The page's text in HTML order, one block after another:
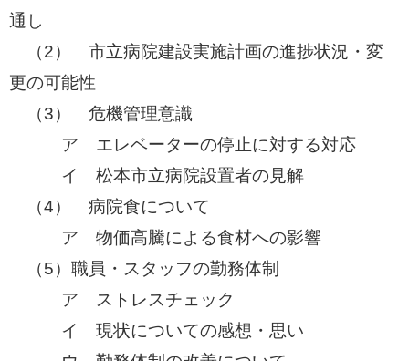
通し
​ （2） 市立病院建設実施計画の進捗状況・変
更の可能性
​ （3） 危機管理意識
ア エレベーターの停止に対する対応
イ 松本市立病院設置者の見解
​ （4） 病院食について
ア 物価高騰による食材への影響
（5）職員・スタッフの勤務体制
​ ア ストレスチェック
イ 現状についての感想・思い